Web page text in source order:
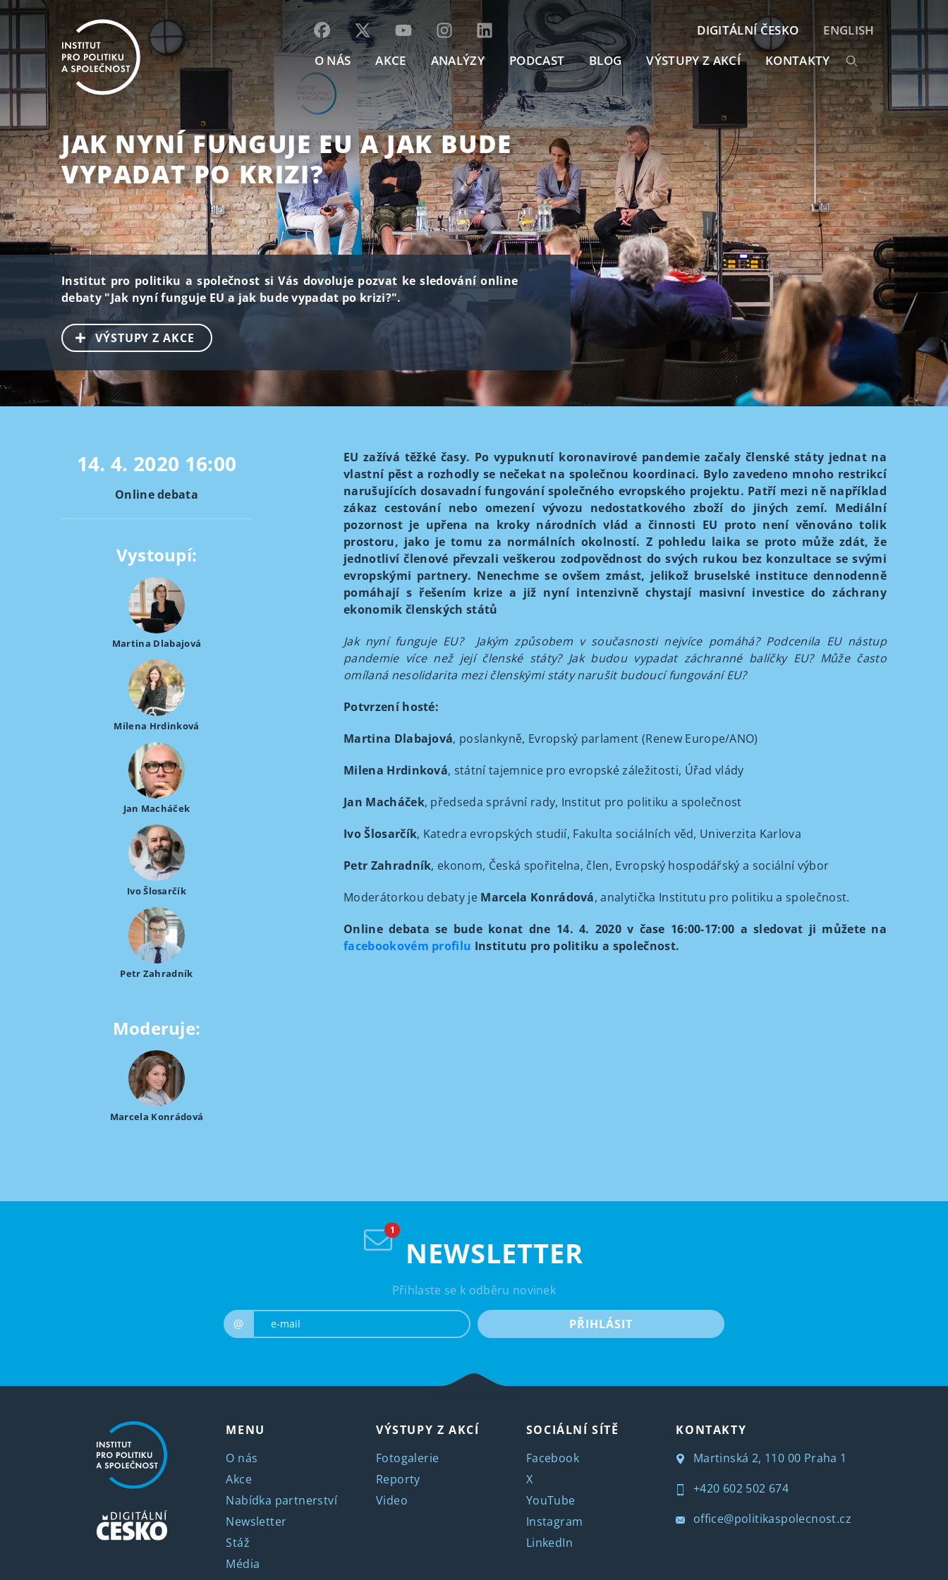
O NÁS AKCE ANALÝZY PODCAST BLOG VÝSTUPY Z AKCÍ KONTAKTY
DIGITÁLNÍ ČESKO ENGLISH
JAK NYNÍ FUNGUJE EU A JAK BUDE
VYPADAT PO KRIZI?
Institut pro politiku a společnost si Vás dovoluje pozvat ke sledování online
debaty "Jak nyní funguje EU a jak bude vypadat po krizi?".
VÝSTUPY Z AKCE
14. 4. 2020 16:00
Online debata
Vystoupí:
Martina Dlabajová
Milena Hrdinková
Jan Macháček
Ivo Šlosarčík
Petr Zahradník
Moderuje:
Marcela Konrádová
EU zažívá těžké časy. Po vypuknutí koronavirové pandemie začaly členské státy jednat na
vlastní pěst a rozhodly se nečekat na společnou koordinaci. Bylo zavedeno mnoho restrikcí
narušujících dosavadní fungování společného evropského projektu. Patří mezi ně například
zákaz cestování nebo omezení vývozu nedostatkového zboží do jiných zemí. Mediální
pozornost je upřena na kroky národních vlád a činnosti EU proto není věnováno tolik
prostoru, jako je tomu za normálních okolností. Z pohledu laika se proto může zdát, že
jednotliví členové převzali veškerou zodpovědnost do svých rukou bez konzultace se svými
evropskými partnery. Nenechme se ovšem zmást, jelikož bruselské instituce dennodenně
pomáhají s řešením krize a již nyní intenzivně chystají masivní investice do záchrany
ekonomik členských států
Jak nyní funguje EU? Jakým způsobem v současnosti nejvíce pomáhá? Podcenila EU nástup
pandemie více než její členské státy? Jak budou vypadat záchranné balíčky EU? Může často
omílaná nesolidarita mezi členskými státy narušit budoucí fungování EU?
Potvrzení hosté:
Martina Dlabajová, poslankyně, Evropský parlament (Renew Europe/ANO)
Milena Hrdinková, státní tajemnice pro evropské záležitosti, Úřad vlády
Jan Macháček, předseda správní rady, Institut pro politiku a společnost
Ivo Šlosarčík, Katedra evropských studií, Fakulta sociálních věd, Univerzita Karlova
Petr Zahradník, ekonom, Česká spořitelna, člen, Evropský hospodářský a sociální výbor
Moderátorkou debaty je Marcela Konrádová, analytička Institutu pro politiku a společnost.
Online debata se bude konat dne 14. 4. 2020 v čase 16:00-17:00 a sledovat ji můžete na
facebookovém profilu Institutu pro politiku a společnost.
NEWSLETTER
Přihlaste se k odběru novinek
@ PŘIHLÁSIT
MENU
O nás
Akce
Nabídka partnerství
Newsletter
Stáž
Média
VÝSTUPY Z AKCÍ
Fotogalerie
Reporty
Video
SOCIÁLNÍ SÍTĚ
Facebook
X
YouTube
Instagram
LinkedIn
KONTAKTY
Martinská 2, 110 00 Praha 1
+420 602 502 674
office@politikaspolecnost.cz